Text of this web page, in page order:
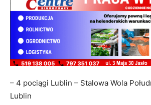
– 4 pociągi Lublin – Stalowa Wola
Lublin